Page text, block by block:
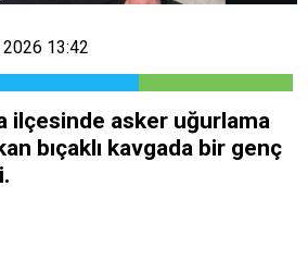
13:42
ilçesinde asker uğurlama
bıçaklı kavgada bir genç